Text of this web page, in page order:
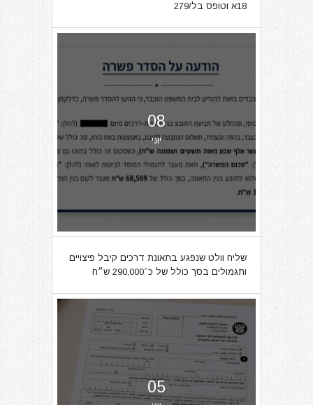
18א וטופס בל/279
08
יוני
שליח וולט שנפגע בתאונת דרכים קיבל פיצויים
ותגמולים בסך כולל של כ־290,000 ש״ח
05